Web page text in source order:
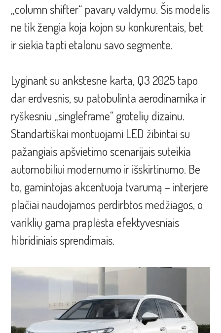
„column shifter“ pavarų valdymu. Šis modelis
ne tik žengia koja kojon su konkurentais, bet
ir siekia tapti etalonu savo segmente.
Lyginant su ankstesne karta, Q3 2025 tapo
dar erdvesnis, su patobulinta aerodinamika ir
ryškesniu „singleframe“ grotelių dizainu.
Standartiškai montuojami LED žibintai su
pažangiais apšvietimo scenarijais suteikia
automobiliui modernumo ir išskirtinumo. Be
to, gamintojas akcentuoja tvarumą – interjere
plačiai naudojamos perdirbtos medžiagos, o
variklių gama praplėsta efektyvesniais
hibridiniais sprendimais.